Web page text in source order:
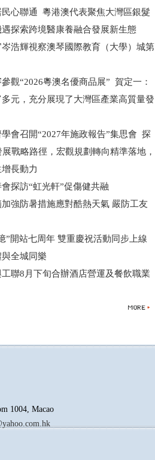
心聯通 粵港澳代表聚焦大灣區銀髮
探索跨境醫康養融合發展新生態
浩輝視察澳琴國際教育（大學）城第
觀“2026粵澳名優商品展” 賀定一：
元，充分展現了大灣區產業高質量發
會召開“2027年施政報告”集思會 探
展戰略路徑，宏觀規劃轉向精準落地，
長動力
探訪“虹光軒”促傷健共融
強防暑措施應對酷熱天氣 嚴防工友
”開站七周年 雙重慶祝活動同步上線
全城同樂
聯8月下旬合辦酒店營運及餐飲職業
1004, Macao